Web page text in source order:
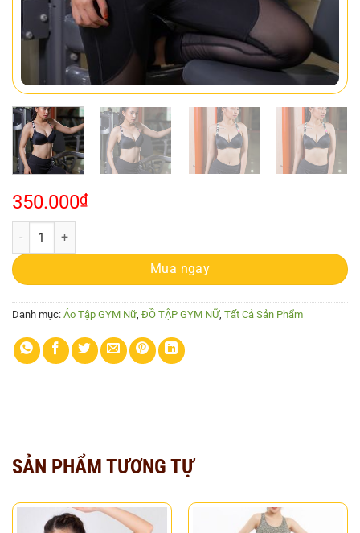
350.000₫
Áo tập quả đúc thái lan số lượng
Mua ngay
Danh mục: Áo Tập GYM Nữ, ĐỒ TẬP GYM NỮ, Tất Cả Sản Phẩm
SẢN PHẨM TƯƠNG TỰ